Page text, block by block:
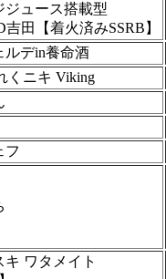
ジュース搭載型
吉田【着火済みSSRB】
ルデin養命酒
くニキ Viking
フ
キ ワタメイト